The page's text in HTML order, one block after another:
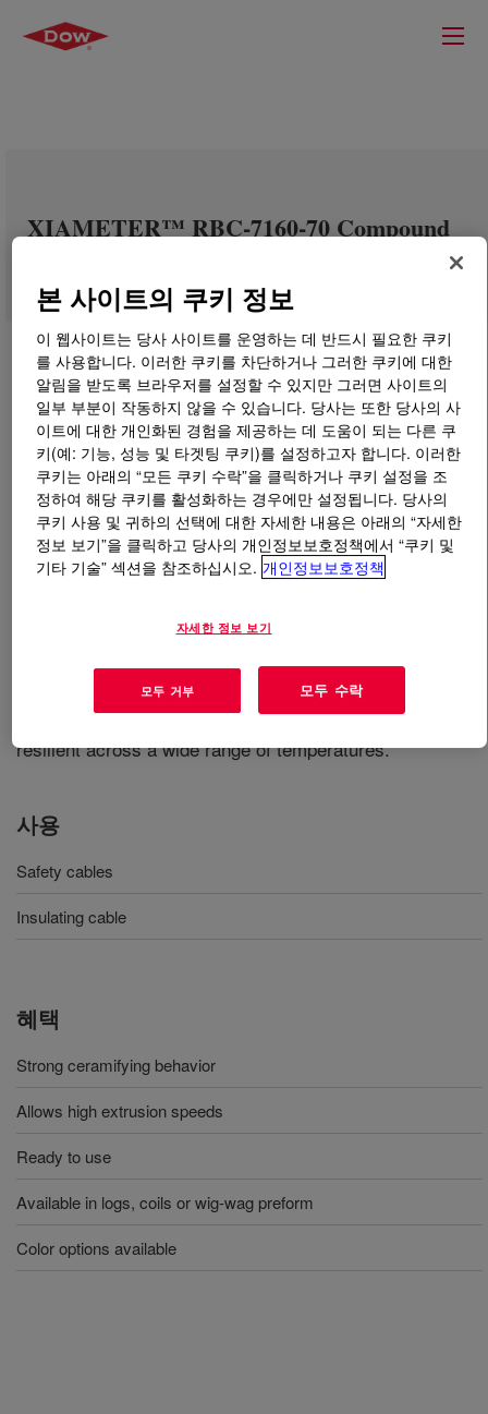
XIAMETER™ RBC-7160-70 Compound
무엇입니까XIAMETER™ RBC-7160-70 Compound
grade, peroxide cure, 70 durometer, high consistency
silicone rubber compounds with strong ceramifying
behaviour. Suitable for use in safety cable applications,
offering cable manufacturers high extrusion speeds,
protection and insulation to cables and is flexible and
resilient across a wide range of temperatures.
사용
Safety cables
Insulating cable
혜택
Strong ceramifying behavior
Allows high extrusion speeds
Ready to use
Available in logs, coils or wig-wag preform
Color options available
본 사이트의 쿠키 정보
이 웹사이트는 당사 사이트를 운영하는 데 반드시 필요한 쿠키
를 사용합니다. 이러한 쿠키를 차단하거나 그러한 쿠키에 대한
알림을 받도록 브라우저를 설정할 수 있지만 그러면 사이트의
일부 부분이 작동하지 않을 수 있습니다. 당사는 또한 당사의 사
이트에 대한 개인화된 경험을 제공하는 데 도움이 되는 다른 쿠
키(예: 기능, 성능 및 타겟팅 쿠키)를 설정하고자 합니다. 이러한
쿠키는 아래의 “모든 쿠키 수락”을 클릭하거나 쿠키 설정을 조
정하여 해당 쿠키를 활성화하는 경우에만 설정됩니다. 당사의
쿠키 사용 및 귀하의 선택에 대한 자세한 내용은 아래의 “자세한
정보 보기”을 클릭하고 당사의 개인정보보호정책에서 “쿠키 및
기타 기술” 섹션을 참조하십시오. 개인정보보호정책
자세한 정보 보기
모두 거부 모두 수락